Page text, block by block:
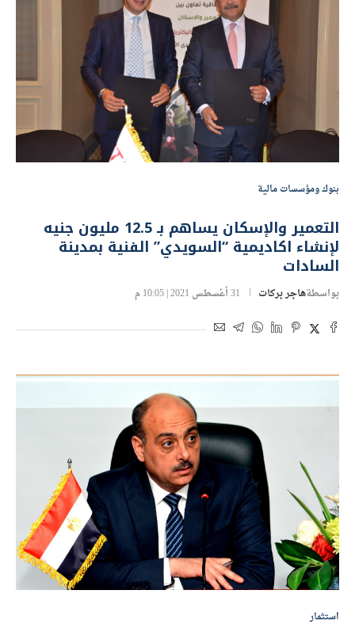
بنوك ومؤسسات مالية
التعمير والإسكان يساهم بـ 12.5 مليون جنيه
لإنشاء اكاديمية “السويدي” الفنية بمدينة
السادات
بواسطةهاجر بركات 31 أغسطس 2021 | 10:05 م
استثمار